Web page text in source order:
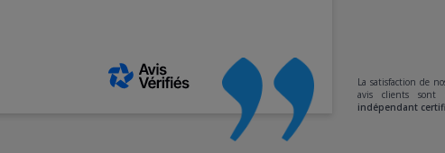
La satisfaction de
avis clients sont
indépendant